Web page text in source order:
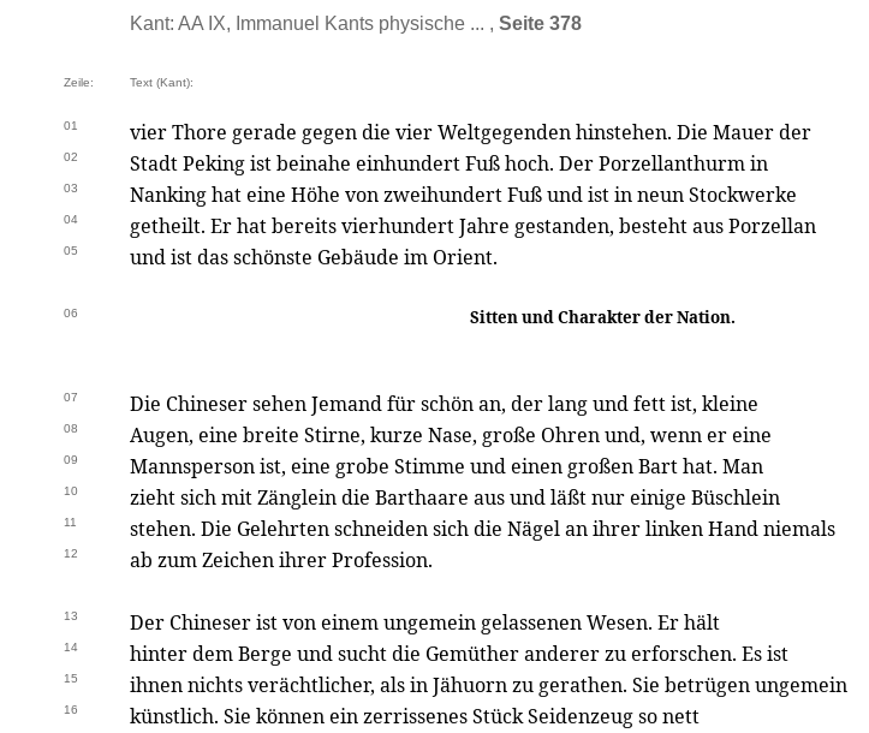
Kant: AA IX, Immanuel Kants physische ... , Seite 378
Zeile: Text (Kant):
01 vier Thore gerade gegen die vier Weltgegenden hinstehen. Die Mauer der
02 Stadt Peking ist beinahe einhundert Fuß hoch. Der Porzellanthurm in
03 Nanking hat eine Höhe von zweihundert Fuß und ist in neun Stockwerke
04 getheilt. Er hat bereits vierhundert Jahre gestanden, besteht aus Porzellan
05 und ist das schönste Gebäude im Orient.
06 Sitten und Charakter der Nation.
07 Die Chineser sehen Jemand für schön an, der lang und fett ist, kleine
08 Augen, eine breite Stirne, kurze Nase, große Ohren und, wenn er eine
09 Mannsperson ist, eine grobe Stimme und einen großen Bart hat. Man
10 zieht sich mit Zänglein die Barthaare aus und läßt nur einige Büschlein
11 stehen. Die Gelehrten schneiden sich die Nägel an ihrer linken Hand niemals
12 ab zum Zeichen ihrer Profession.
13 Der Chineser ist von einem ungemein gelassenen Wesen. Er hält
14 hinter dem Berge und sucht die Gemüther anderer zu erforschen. Es ist
15 ihnen nichts verächtlicher, als in Jähuorn zu gerathen. Sie betrügen ungemein
16 künstlich. Sie können ein zerrissenes Stück Seidenzeug so nett